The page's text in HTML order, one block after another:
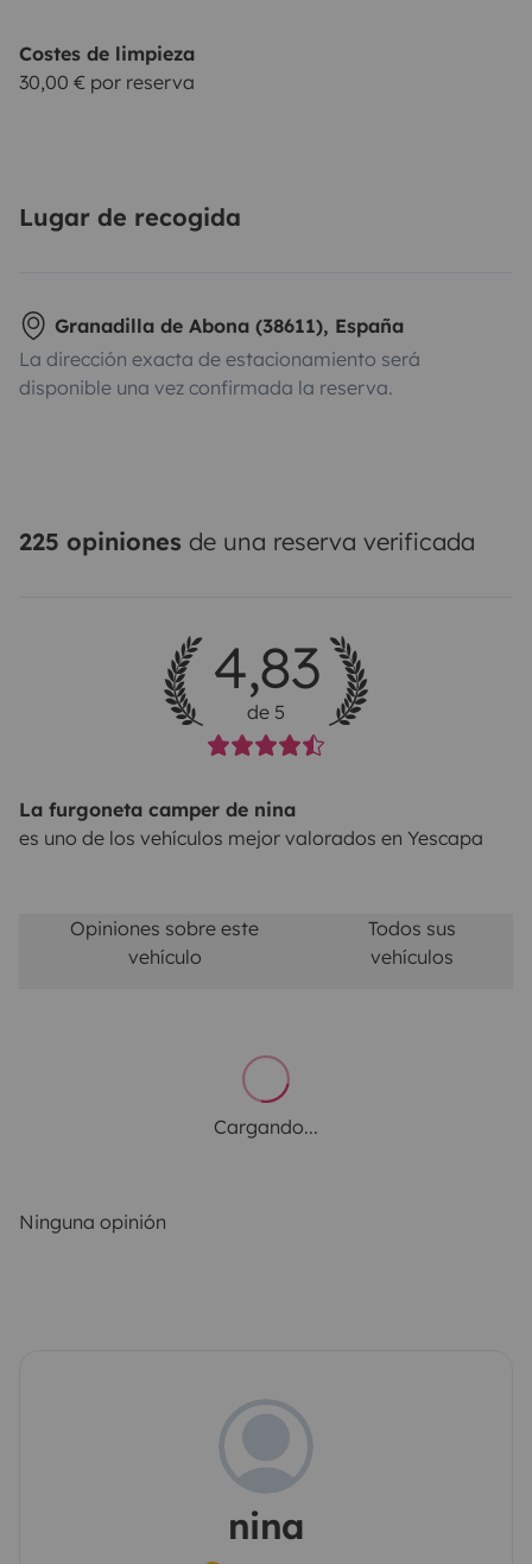
Costes de limpieza
30,00 € por reserva
Lugar de recogida
Granadilla de Abona (38611), España
La dirección exacta de estacionamiento será
disponible una vez confirmada la reserva.
225 opiniones de una reserva verificada
4,83
de 5
La furgoneta camper de nina
es uno de los vehículos mejor valorados en Yescapa
Opiniones sobre este
vehículo
Todos sus
vehículos
Cargando...
Ninguna opinión
nina